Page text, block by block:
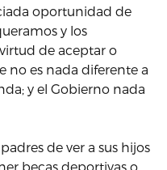
oportunidad de
y los
de aceptar o
no es nada diferente a
y el Gobierno nada
de ver a sus hijos
becas deportivas o